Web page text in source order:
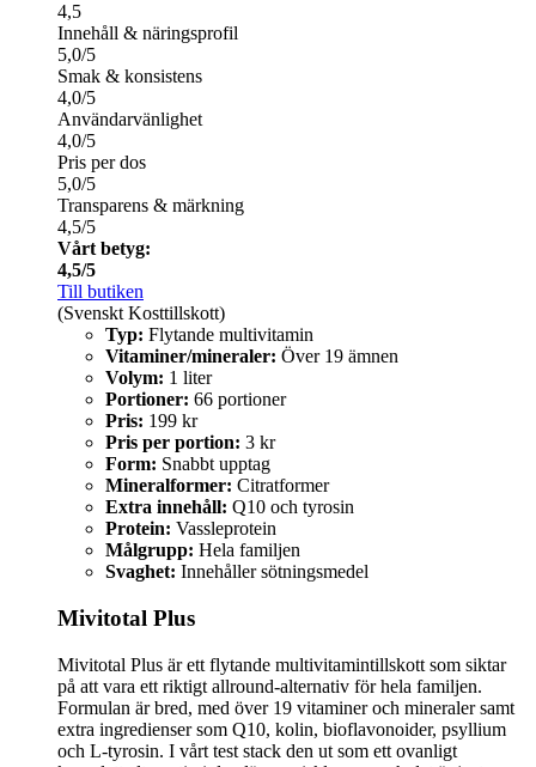
4,5
Innehåll & näringsprofil
5,0/5
Smak & konsistens
4,0/5
Användarvänlighet
4,0/5
Pris per dos
5,0/5
Transparens & märkning
4,5/5
Vårt betyg:
4,5/5
Till butiken
(Svenskt Kosttillskott)
Typ: Flytande multivitamin
Vitaminer/mineraler: Över 19 ämnen
Volym: 1 liter
Portioner: 66 portioner
Pris: 199 kr
Pris per portion: 3 kr
Form: Snabbt upptag
Mineralformer: Citratformer
Extra innehåll: Q10 och tyrosin
Protein: Vassleprotein
Målgrupp: Hela familjen
Svaghet: Innehåller sötningsmedel
Mivitotal Plus
Mivitotal Plus är ett flytande multivitamintillskott som siktar
på att vara ett riktigt allround-alternativ för hela familjen.
Formulan är bred, med över 19 vitaminer och mineraler samt
extra ingredienser som Q10, kolin, bioflavonoider, psyllium
och L-tyrosin. I vårt test stack den ut som ett ovanligt